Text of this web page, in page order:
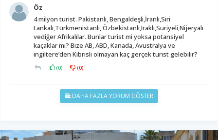
Öz
4 milyon turist. Pakistanlı, Bengaldeşli,İranlı,Siri
Lankalı,Türkmenistanlı, Özbekistanlı,Iraklı,Suriyeli,Nijeryalı
vediğer Afrikalılar. Bunlar turist mi yoksa potansiyel
kaçaklar mı? Bize AB, ABD, Kanada, Avustralya ve
ingiltere’den Kıbrıslı olmayan kaç gerçek turist gelebilir?
(0) (0)
DAHA FAZLA YORUM GÖSTER